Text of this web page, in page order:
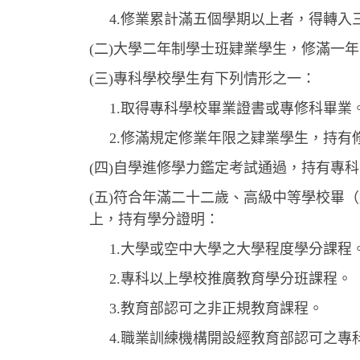
4.修業累計滿五個學期以上者，得轉入
(二)大學二年制學士班肄業學生，修滿一
(三)專科學校學生有下列情形之一：
1.取得專科學校畢業證書或專修科畢業
2.修滿規定修業年限之肄業學生，持有
(四)自學進修學力鑑定考試通過，持有專
(五)符合年滿二十二歲、高級中等學校畢
上，持有學分證明：
1.大學或空中大學之大學程度學分課程
2.專科以上學校推廣教育學分班課程。
3.教育部認可之非正規教育課程。
4.職業訓練機構開設經教育部認可之專